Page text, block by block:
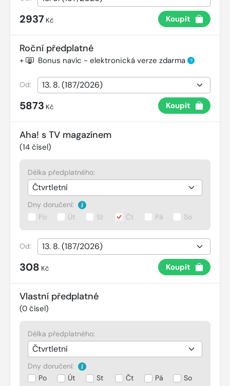
2937 Kč Koupit
Roční předplatné
+ Bonus navíc - elektronická verze zdarma ?
Od:
5873 Kč Koupit
Aha! s TV magazínem
(14 čísel)
Délka předplatného:
Dny doručení:
Po
Út St Čt Pá So
Od:
308 Kč Koupit
Vlastní předplatné
(0 čísel)
Délka předplatného:
Dny doručení:
Po
Út St Čt Pá So